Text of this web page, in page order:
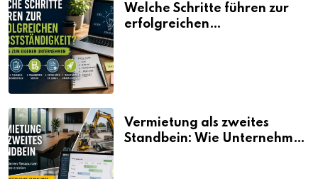
Welche Schritte führen zur
erfolgreichen
Vermietung als zweites
Standbein: Wie Unternehmen